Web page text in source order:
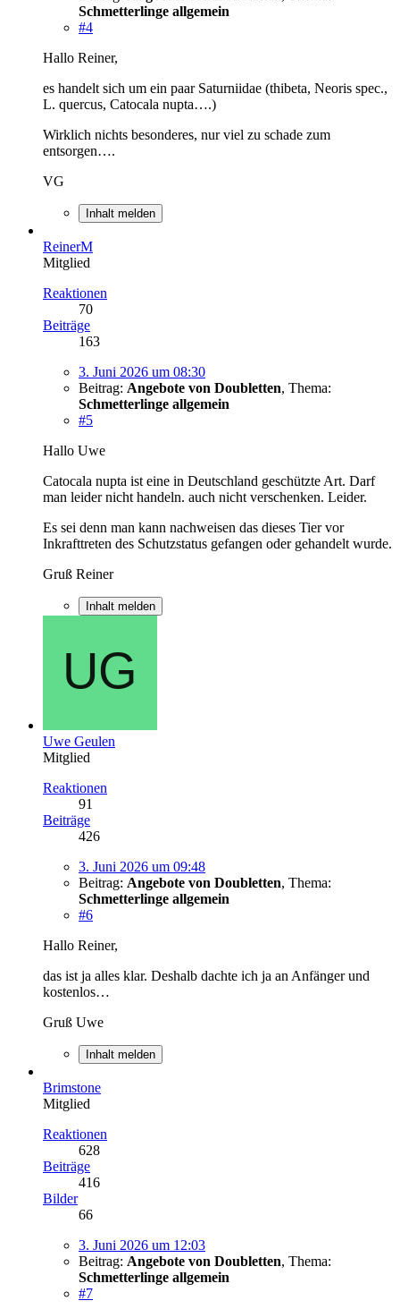
Schmetterlinge allgemein
#4
Hallo Reiner,
es handelt sich um ein paar Saturniidae (thibeta, Neoris spec.,
L. quercus, Catocala nupta….)
Wirklich nichts besonderes, nur viel zu schade zum
entsorgen….
VG
Inhalt melden
ReinerM
Mitglied
Reaktionen
70
Beiträge
163
3. Juni 2026 um 08:30
Beitrag: Angebote von Doubletten, Thema:
Schmetterlinge allgemein
#5
Hallo Uwe
Catocala nupta ist eine in Deutschland geschützte Art. Darf
man leider nicht handeln. auch nicht verschenken. Leider.
Es sei denn man kann nachweisen das dieses Tier vor
Inkrafttreten des Schutzstatus gefangen oder gehandelt wurde.
Gruß Reiner
Inhalt melden
Uwe Geulen
Mitglied
Reaktionen
91
Beiträge
426
3. Juni 2026 um 09:48
Beitrag: Angebote von Doubletten, Thema:
Schmetterlinge allgemein
#6
Hallo Reiner,
das ist ja alles klar. Deshalb dachte ich ja an Anfänger und
kostenlos…
Gruß Uwe
Inhalt melden
Brimstone
Mitglied
Reaktionen
628
Beiträge
416
Bilder
66
3. Juni 2026 um 12:03
Beitrag: Angebote von Doubletten, Thema:
Schmetterlinge allgemein
#7